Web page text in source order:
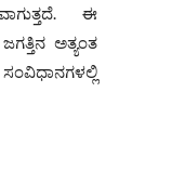
ಈ
ಅತ್ಯಂತ